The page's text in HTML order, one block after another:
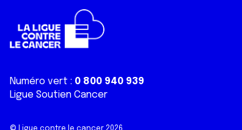
Numéro vert : 0 800 940 939
Ligue Soutien Cancer